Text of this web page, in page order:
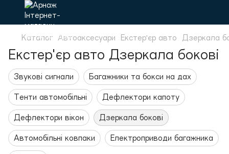
Каталог Автоаксесуари Екстер'єр авто Дзеркала
Екстер'єр авто Дзеркала бокові
Звукові сигнали Багажники та бокси на дах
Тенти автомобільні Дефлектори капоту
Дефлектори вікон Дзеркала бокові
Автомобільні ковпаки Електроприводи багажника